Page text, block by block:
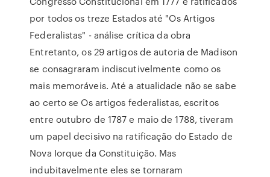
por todos os treze Estados até "Os Artigos
Federalistas" - análise crítica da obra
Entretanto, os 29 artigos de autoria de Madison
se consagraram indiscutivelmente como os
mais memoráveis. Até a atualidade não se sabe
ao certo se Os artigos federalistas, escritos
entre outubro de 1787 e maio de 1788, tiveram
um papel decisivo na ratificação do Estado de
Nova Iorque da Constituição. Mas
indubitavelmente eles se tornaram